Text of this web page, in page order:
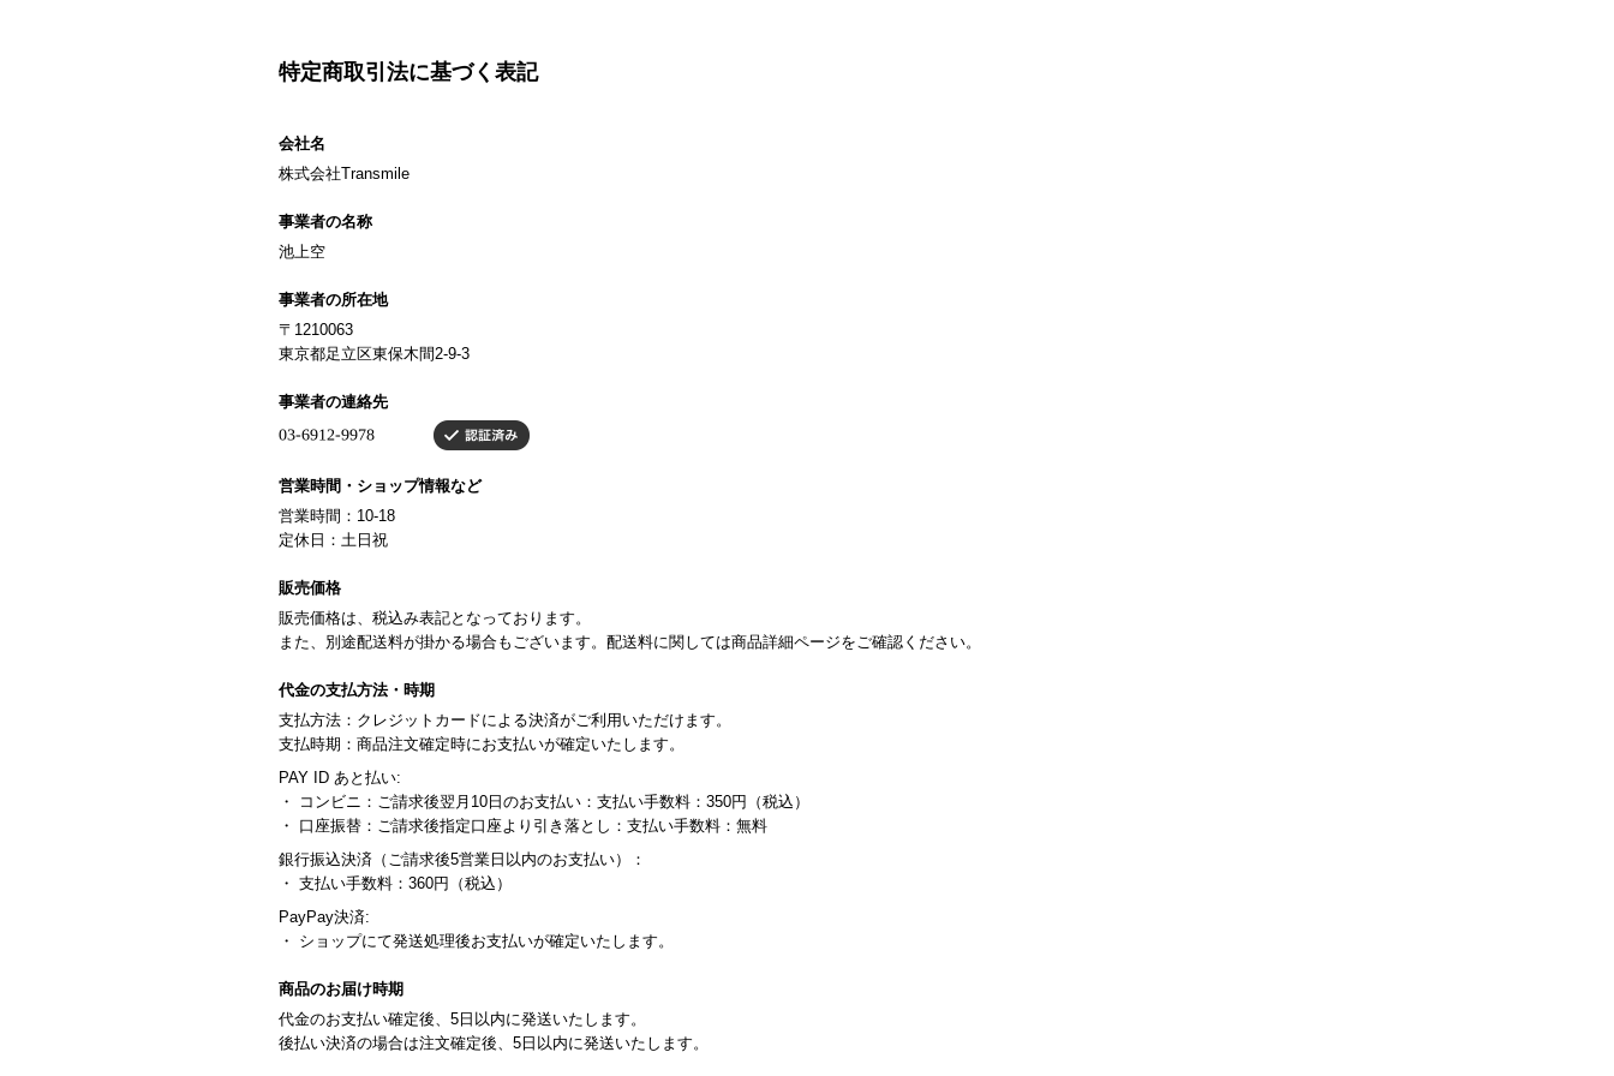
特定商取引法に基づく表記
会社名
株式会社Transmile
事業者の名称
池上空
事業者の所在地
〒1210063
東京都足立区東保木間2-9-3
事業者の連絡先
営業時間・ショップ情報など
営業時間：10-18
定休日：土日祝
販売価格
販売価格は、税込み表記となっております。
また、別途配送料が掛かる場合もございます。配送料に関しては商品詳細ページをご確認ください。
代金の支払方法・時期
支払方法：クレジットカードによる決済がご利用いただけます。
支払時期：商品注文確定時にお支払いが確定いたします。
PAY ID あと払い:
・ コンビニ：ご請求後翌月10日のお支払い：支払い手数料：350円（税込）
・ 口座振替：ご請求後指定口座より引き落とし：支払い手数料：無料
銀行振込決済（ご請求後5営業日以内のお支払い）：
・ 支払い手数料：360円（税込）
PayPay決済:
・ ショップにて発送処理後お支払いが確定いたします。
商品のお届け時期
代金のお支払い確定後、5日以内に発送いたします。
後払い決済の場合は注文確定後、5日以内に発送いたします。